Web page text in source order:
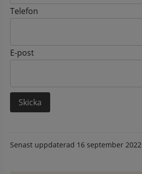
Telefon
E-post
Senast uppdaterad 16 september 2022